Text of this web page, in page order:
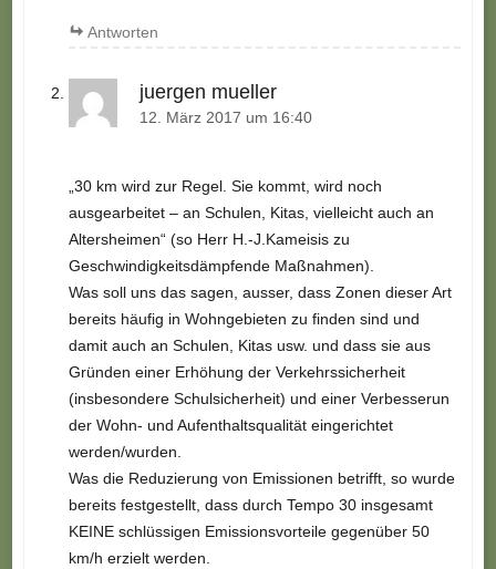
Antworten
juergen mueller
12. März 2017 um 16:40
„30 km wird zur Regel. Sie kommt, wird noch
ausgearbeitet – an Schulen, Kitas, vielleicht auch an
Altersheimen“ (so Herr H.-J.Kameisis zu
Geschwindigkeitsdämpfende Maßnahmen).
Was soll uns das sagen, ausser, dass Zonen dieser Art
bereits häufig in Wohngebieten zu finden sind und
damit auch an Schulen, Kitas usw. und dass sie aus
Gründen einer Erhöhung der Verkehrssicherheit
(insbesondere Schulsicherheit) und einer Verbesserun
der Wohn- und Aufenthaltsqualität eingerichtet
werden/wurden.
Was die Reduzierung von Emissionen betrifft, so wurde
bereits festgestellt, dass durch Tempo 30 insgesamt
KEINE schlüssigen Emissionsvorteile gegenüber 50
km/h erzielt werden.